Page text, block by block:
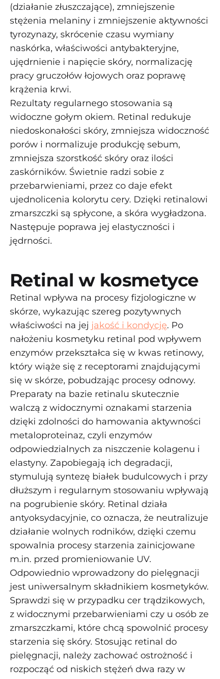
(działanie złuszczające), zmniejszenie
stężenia melaniny i zmniejszenie aktywności
tyrozynazy, skrócenie czasu wymiany
naskórka, właściwości antybakteryjne,
ujędrnienie i napięcie skóry, normalizację
pracy gruczołów łojowych oraz poprawę
krążenia krwi.
Rezultaty regularnego stosowania są
widoczne gołym okiem. Retinal redukuje
niedoskonałości skóry, zmniejsza widoczność
porów i normalizuje produkcję sebum,
zmniejsza szorstkość skóry oraz ilości
zaskórników. Świetnie radzi sobie z
przebarwieniami, przez co daje efekt
ujednolicenia kolorytu cery. Dzięki retinalowi
zmarszczki są spłycone, a skóra wygładzona.
Następuje poprawa jej elastyczności i
jędrności.
Retinal w kosmetyce
Retinal wpływa na procesy fizjologiczne w
skórze, wykazując szereg pozytywnych
właściwości na jej jakość i kondycję. Po
nałożeniu kosmetyku retinal pod wpływem
enzymów przekształca się w kwas retinowy,
który wiąże się z receptorami znajdującymi
się w skórze, pobudzając procesy odnowy.
Preparaty na bazie retinalu skutecznie
walczą z widocznymi oznakami starzenia
dzięki zdolności do hamowania aktywności
metaloproteinaz, czyli enzymów
odpowiedzialnych za niszczenie kolagenu i
elastyny. Zapobiegają ich degradacji,
stymulują syntezę białek budulcowych i przy
dłuższym i regularnym stosowaniu wpływają
na pogrubienie skóry. Retinal działa
antyoksydacyjnie, co oznacza, że neutralizuje
działanie wolnych rodników, dzięki czemu
spowalnia procesy starzenia zainicjowane
m.in. przed promieniowanie UV.
Odpowiednio wprowadzony do pielęgnacji
jest uniwersalnym składnikiem kosmetyków.
Sprawdzi się w przypadku cer trądzikowych,
z widocznymi przebarwieniami czy u osób ze
zmarszczkami, które chcą spowolnić procesy
starzenia się skóry. Stosując retinal do
pielęgnacji, należy zachować ostrożność i
rozpocząć od niskich stężeń dwa razy w